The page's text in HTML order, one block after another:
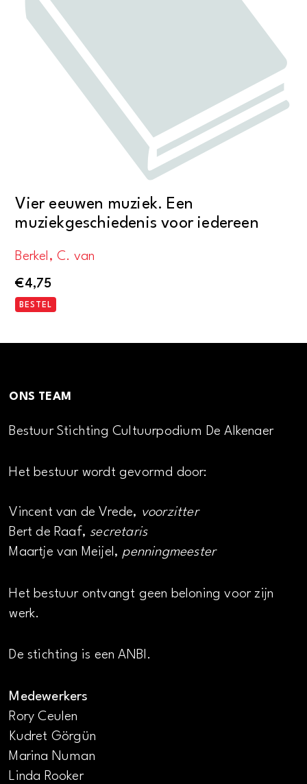
Vier eeuwen muziek. Een
muziekgeschiedenis voor iedereen
Berkel, C. van
€4,75
BESTEL
ONS TEAM
Bestuur Stichting Cultuurpodium De Alkenaer
Het bestuur wordt gevormd door:
Vincent van de Vrede, voorzitter
Bert de Raaf, secretaris
Maartje van Meijel, penningmeester
Het bestuur ontvangt geen beloning voor zijn
werk.
De stichting is een ANBI.
Medewerkers
Rory Ceulen
Kudret Görgün
Marina Numan
Linda Rooker